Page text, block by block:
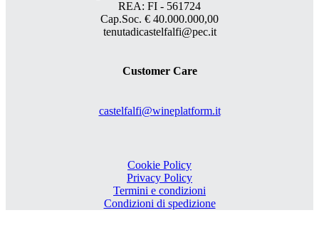
REA: FI - 561724
Cap.Soc. € 40.000.000,00
tenutadicastelfalfi@pec.it
Customer Care
castelfalfi@wineplatform.it
Cookie Policy
Privacy Policy
Termini e condizioni
Condizioni di spedizione